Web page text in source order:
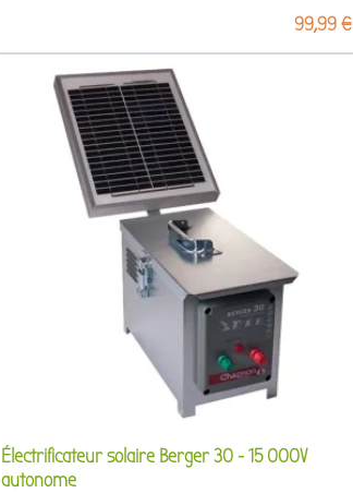
Prix
99,99 €
Électrificateur solaire Berger 30 - 15 000V
autonome